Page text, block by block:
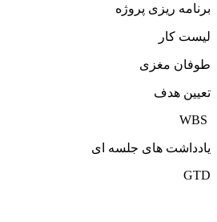
برنامه ریزی پروژه
لیست کار
طوفان مغزی
تعیین هدف
یادداشت های جلسه ای
GTD